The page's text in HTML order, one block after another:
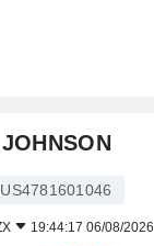
US4781601046
19:44:17 06/08/2026